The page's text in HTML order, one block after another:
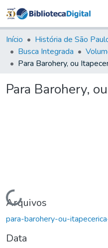
&
Início História de São
Busca Integrada
Para Barohery,
Carregando...
Arquivos
para-barohery-ou-
Data